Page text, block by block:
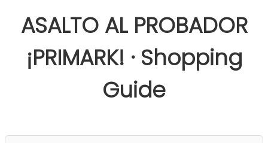
ASALTO AL PROBADOR
¡PRIMARK! · Shopping
Guide